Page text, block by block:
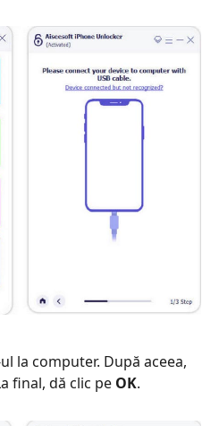
la computer. După aceea,
final, dă clic pe OK.